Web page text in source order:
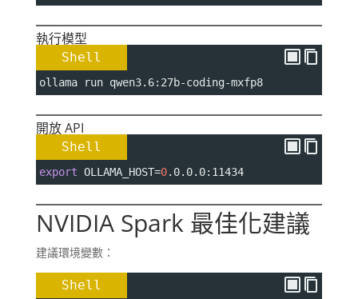
執行模型
Shell
ollama run qwen3.6:27b-coding-mxfp8
開放 API
Shell
export OLLAMA_HOST=0.0.0.0:11434
NVIDIA Spark 最佳化建議
建議環境變數：
Shell